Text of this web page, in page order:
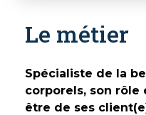
Le métier
Spécialiste de la
corporels, son rôle
être de ses